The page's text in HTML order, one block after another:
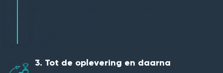
3. Tot de oplevering en daarna